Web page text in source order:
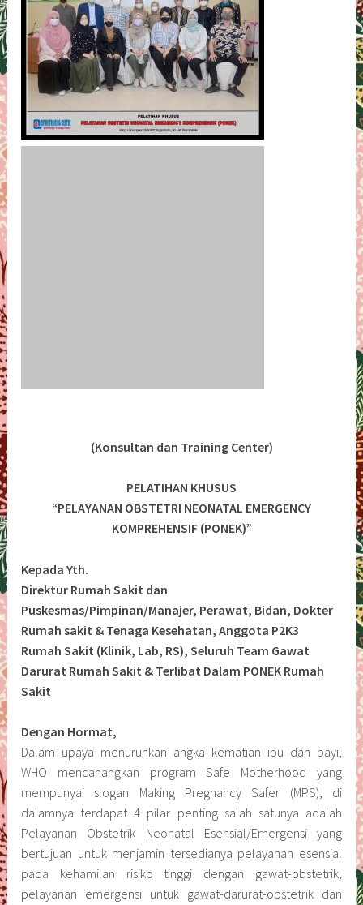
(Konsultan dan Training Center)
PELATIHAN KHUSUS
“PELAYANAN OBSTETRI NEONATAL EMERGENCY
KOMPREHENSIF (PONEK)”
Kepada Yth.
Direktur Rumah Sakit dan
Puskesmas/Pimpinan/Manajer, Perawat, Bidan, Dokter
Rumah sakit & Tenaga Kesehatan, Anggota P2K3
Rumah Sakit (Klinik, Lab, RS), Seluruh Team Gawat
Darurat Rumah Sakit & Terlibat Dalam PONEK Rumah
Sakit
Dengan Hormat,
Dalam upaya menurunkan angka kematian ibu dan bayi,
WHO mencanangkan program Safe Motherhood yang
mempunyai slogan Making Pregnancy Safer (MPS), di
dalamnya terdapat 4 pilar penting salah satunya adalah
Pelayanan Obstetrik Neonatal Esensial/Emergensi yang
bertujuan untuk menjamin tersedianya pelayanan esensial
pada kehamilan risiko tinggi dengan gawat-obstetrik,
pelayanan emergensi untuk gawat-darurat-obstetrik dan